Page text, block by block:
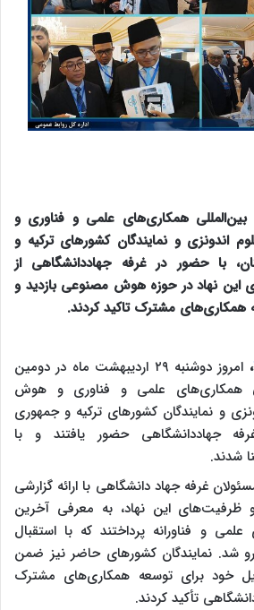
بین‌المللی همکاری‌های علمی و فناوری و
اندونزی و نمایندگان کشورهای ترکیه و
با حضور در غرفه جهاددانشگاهی از
این نهاد در حوزه هوش مصنوعی بازدید و
همکاری‌های مشترک تاکید کردند.
،
امروز دوشنبه ۲۹ اردیبهشت ماه در دومین
همکاری‌های علمی و فناوری و هوش
و نمایندگان کشورهای ترکیه و جمهوری
جهاددانشگاهی حضور یافتند و با
شدند.
غرفه جهاد دانشگاهی با ارائه گزارشی
و ظرفیت‌های این نهاد، به معرفی آخرین
و فناورانه پرداختند که با استقبال
شد. نمایندگان کشورهای حاضر نیز ضمن
خود برای توسعه همکاری‌های مشترک
تأکید کردند.